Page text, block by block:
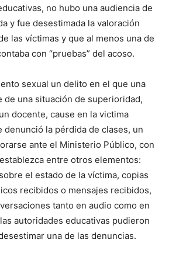
no hubo una audiencia de
y fue desestimada la valoración
las víctimas y que al menos una de
con “pruebas” del acoso.
sexual un delito en el que una
de una situación de superioridad,
docente, cause en la victima
denunció la pérdida de clases, un
ante el Ministerio Público, con
entre otros elementos:
el estado de la víctima, copias
recibidos o mensajes recibidos,
tanto en audio como en
autoridades educativas pudieron
una de las denuncias.